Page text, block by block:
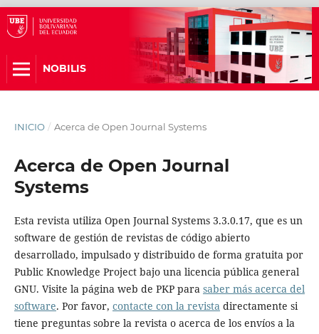
NOBILIS
INICIO / Acerca de Open Journal Systems
Acerca de Open Journal
Systems
Esta revista utiliza Open Journal Systems 3.3.0.17, que es un
software de gestión de revistas de código abierto
desarrollado, impulsado y distribuido de forma gratuita por
Public Knowledge Project bajo una licencia pública general
GNU. Visite la página web de PKP para saber más acerca del
software. Por favor, contacte con la revistadirectamente si
tiene preguntas sobre la revista o acerca de los envíos a la